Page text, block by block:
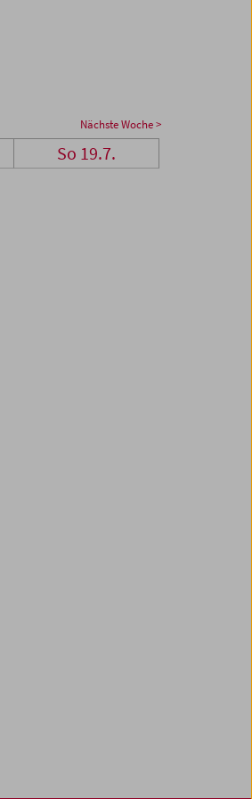
Nächste Woche >
So 19.7.